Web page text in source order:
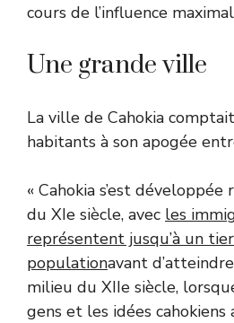
cours de l’influence
Une grande ville
La ville de Cahokia
habitants à son apogée
« Cahokia s’est
du XIe siècle, avec les
représentent jusqu’à un
populationavant
milieu du XIIe siècle,
gens et les idées